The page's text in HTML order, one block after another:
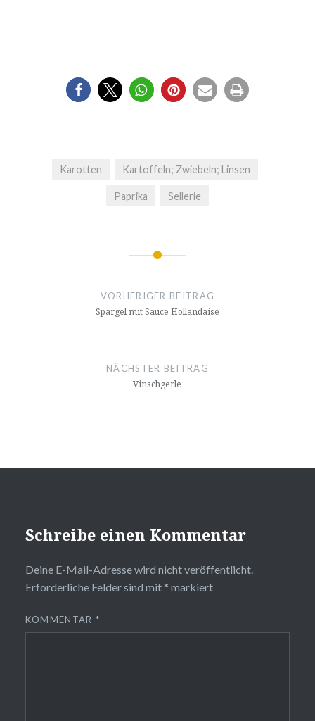
Karotten Kartoffeln; Zwiebeln; Linsen
Paprika Sellerie
NavigationVORHERIGER BEITRAG
Spargel mit Sauce Hollandaise
NÄCHSTER BEITRAG
Vinschgerle
Schreibe einen Kommentar
Deine E-Mail-Adresse wird nicht veröffentlicht.
Erforderliche Felder sind mit * markiert
KOMMENTAR *